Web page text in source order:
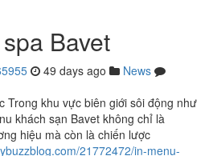
Bavet
49 days ago
News
Trong khu vực biên giới sôi động như
khách sạn Bavet không chỉ là
hiệu mà còn là chiến lược
21772472/in-menu-